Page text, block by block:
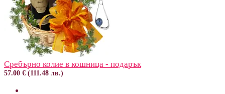
Сребърно колие в кошница - подарък
57.00 € (111.48 лв.)